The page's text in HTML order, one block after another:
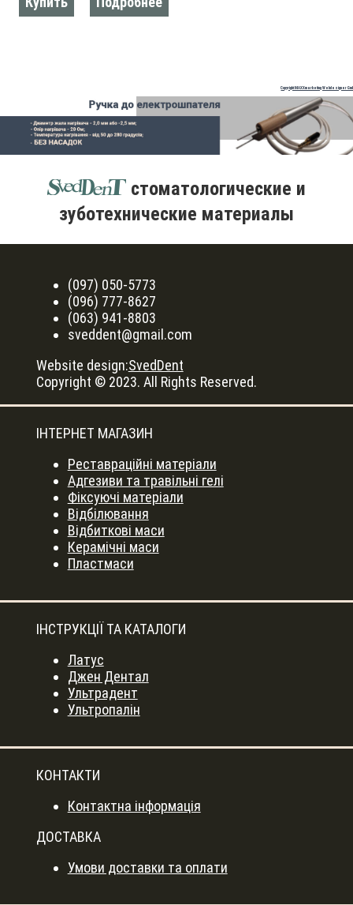
Copyright MAXXmarketing Webdesigner
стоматологические и
зуботехнические материалы
(097) 050-5773
(096) 777-8627
(063) 941-8803
sveddent@gmail.com
Website design:SvedDent
Copyright © 2023. All Rights Reserved.
ІНТЕРНЕТ МАГАЗИН
Реставраційні матеріали
Адгезиви та травільні гелі
Фіксуючі матеріали
Відбілювання
Відбиткові маси
Керамічні маси
Пластмаси
ІНСТРУКЦІЇ ТА КАТАЛОГИ
Латус
Джен Дентал
Ультрадент
Ультропалін
КОНТАКТИ
Контактна інформація
ДОСТАВКА
Умови доставки та оплати